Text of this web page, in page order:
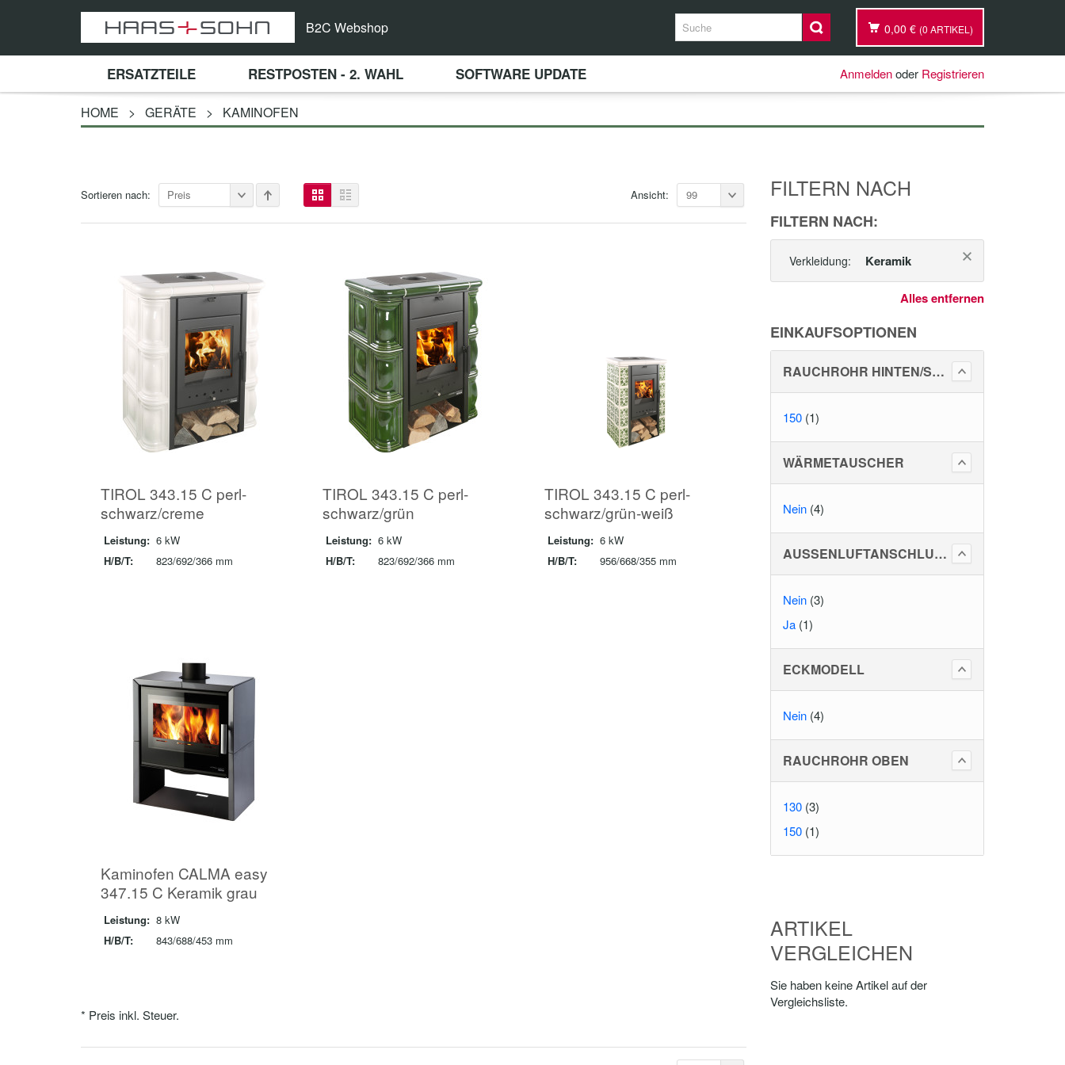
B2C Webshop 0,00 € (0 ARTIKEL)
ERSATZTEILE RESTPOSTEN - 2. WAHL SOFTWARE UPDATE Anmeldenoder Registrieren
HOME > GERÄTE > KAMINOFEN
Sortieren nach: Preis Ansicht: 99
TIROL 343.15 C perl-
schwarz/creme
Leistung: 6 kW
H/B/T:
823/692/366 mm
TIROL 343.15 C perl-
schwarz/grün
Leistung: 6 kW
H/B/T:
823/692/366 mm
TIROL 343.15 C perl-
schwarz/grün-weiß
Leistung: 6 kW
H/B/T:
956/668/355 mm
Kaminofen CALMA easy
347.15 C Keramik grau
Leistung: 8 kW
H/B/T:
843/688/453 mm
* Preis inkl. Steuer.
FILTERN NACH
FILTERN NACH:
Verkleidung: Keramik
Alles entfernen
EINKAUFSOPTIONEN
RAUCHROHR HINTEN/SEITLICH
150 (1)
WÄRMETAUSCHER
Nein (4)
AUSSENLUFTANSCHLUSS
Nein (3)
Ja (1)
ECKMODELL
Nein (4)
RAUCHROHR OBEN
130 (3)
150 (1)
ARTIKEL
VERGLEICHEN
Sie haben keine Artikel auf der
Vergleichsliste.